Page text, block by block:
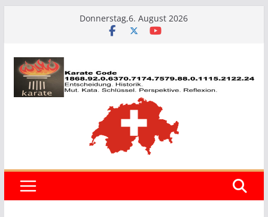
Donnerstag,6. August 2026